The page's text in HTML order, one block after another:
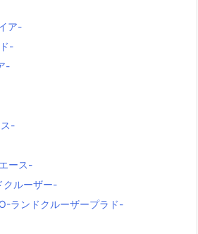
ア-
-
-
-
ース-
クルーザー-
ランドクルーザープラド-